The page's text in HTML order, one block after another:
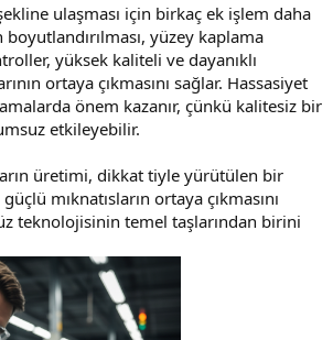
ulaşması için birkaç ek işlem daha
boyutlandırılması, yüzey kaplama
yüksek kaliteli ve dayanıklı
ortaya çıkmasını sağlar. Hassasiyet
önem kazanır, çünkü kalitesiz bir
etkileyebilir.
üretimi, dikkat tiyle yürütülen bir
mıknatısların ortaya çıkmasını
teknolojisinin temel taşlarından birini